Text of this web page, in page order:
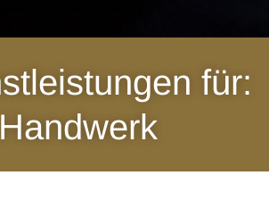
für: